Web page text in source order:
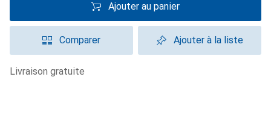
Ajouter au panier
Comparer Ajouter à la liste
livraison gratuite